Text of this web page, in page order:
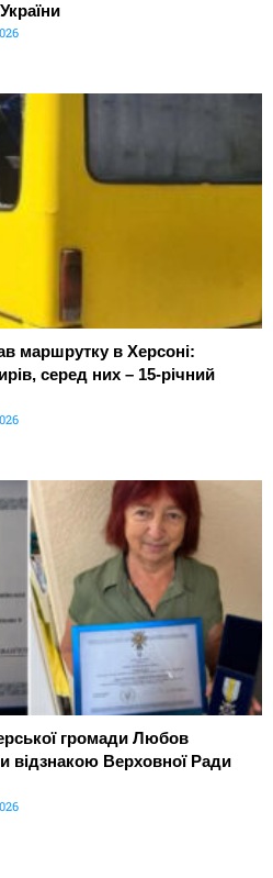
маршрутку в Херсоні:
серед них – 15-річний
громади Любов
відзнакою Верховної Ради